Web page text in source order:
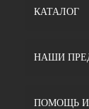
КАТАЛОГ
НАШИ
ПОМОЩЬ И